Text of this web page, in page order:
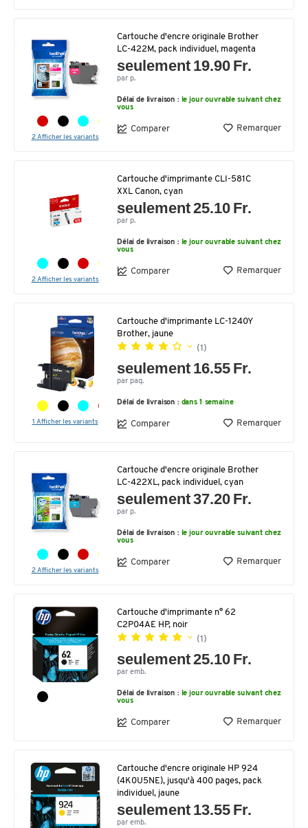
2 Afficher les variants
Cartouche d'encre originale Brother
LC-422M, pack individuel, magenta
seulement 19.90 Fr.
par p.
Délai de livraison : le jour ouvrable suivant chez
vous
Comparer Remarquer
2 Afficher les variants
Cartouche d'imprimante CLI-581C
XXL Canon, cyan
seulement 25.10 Fr.
par p.
Délai de livraison : le jour ouvrable suivant chez
vous
Comparer Remarquer
1 Afficher les variants
Cartouche d'imprimante LC-1240Y
Brother, jaune
(1)
seulement 16.55 Fr.
par paq.
Délai de livraison : dans 1 semaine
Comparer Remarquer
2 Afficher les variants
Cartouche d'encre originale Brother
LC-422XL, pack individuel, cyan
seulement 37.20 Fr.
par p.
Délai de livraison : le jour ouvrable suivant chez
vous
Comparer Remarquer
Cartouche d'imprimante n° 62
C2P04AE HP, noir
(1)
seulement 25.10 Fr.
par emb.
Délai de livraison : le jour ouvrable suivant chez
vous
Comparer Remarquer
Cartouche d'encre originale HP 924
(4K0U5NE), jusqu'à 400 pages, pack
individuel, jaune
seulement 13.55 Fr.
par emb.